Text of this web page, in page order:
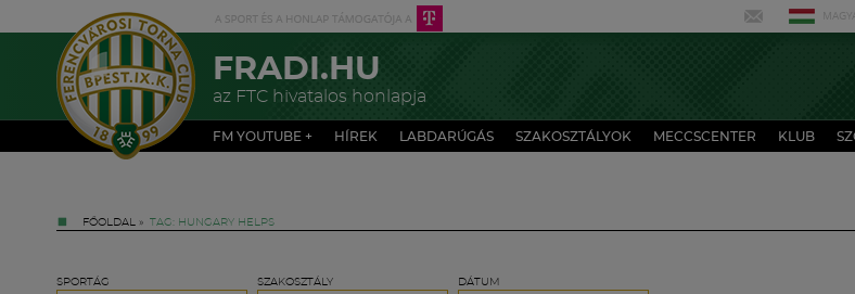
FRADI.HU
az FTC hivatalos honlapja
FM YOUTUBE + HÍREK LABDARÚGÁS SZAKOSZTÁLYOK MECCSCENTER KLUB
FŐOLDAL » TAG: HUNGARY HELPS
SPORTÁG SZAKOSZTÁLY DÁTUM